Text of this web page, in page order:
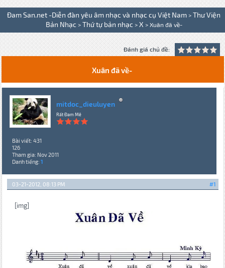
Đam San.net -Diễn đàn yêu âm nhạc và nhạc cụ Việt Nam > Thư Viện
Bản Nhạc > Thứ tự bản nhạc > X > Xuân đã về-
Đánh giá chủ đề:
Xuân đã về-
mitdoc_dieuluyen
Rất Đam Mê
Bài viết: 431
126
Tham gia: Nov 2011
Danh tiếng: 1
#1
03-21-2012, 08:13 PM
[img]